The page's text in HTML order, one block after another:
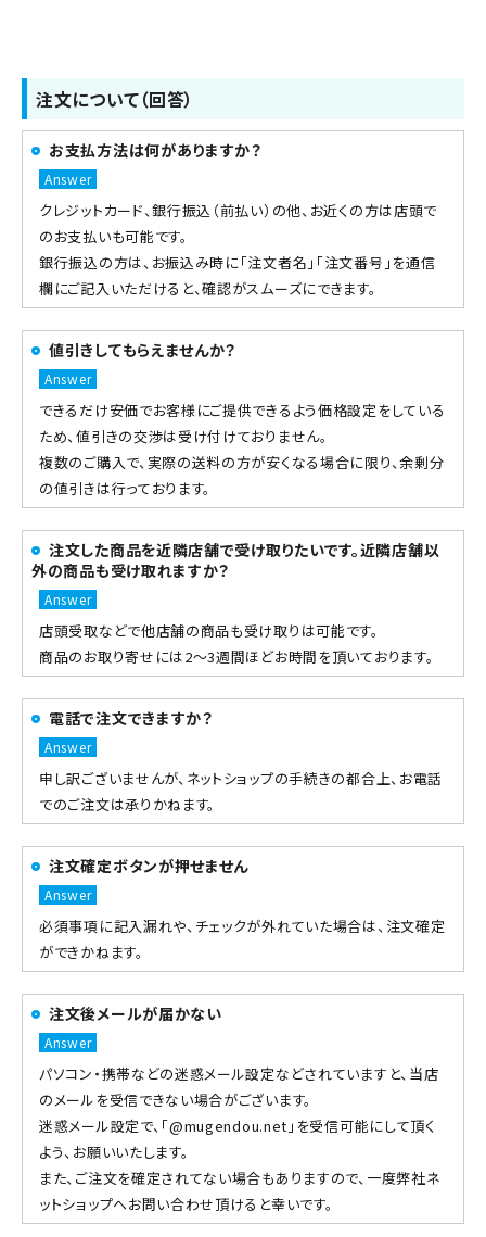
注文について（回答）
お支払方法は何がありますか？
クレジットカード、銀行振込（前払い）の他、お近くの方は店頭で
のお支払いも可能です。
銀行振込の方は、お振込み時に「注文者名」「注文番号」を通信
欄にご記入いただけると、確認がスムーズにできます。
値引きしてもらえませんか？
できるだけ安価でお客様にご提供できるよう価格設定をしている
ため、値引きの交渉は受け付けておりません。
複数のご購入で、実際の送料の方が安くなる場合に限り、余剰分
の値引きは行っております。
注文した商品を近隣店舗で受け取りたいです。近隣店舗以
外の商品も受け取れますか？
店頭受取などで他店舗の商品も受け取りは可能です。
商品のお取り寄せには2～3週間ほどお時間を頂いております。
電話で注文できますか？
申し訳ございませんが、ネットショップの手続きの都合上、お電話
でのご注文は承りかねます。
注文確定ボタンが押せません
必須事項に記入漏れや、チェックが外れていた場合は、注文確定
ができかねます。
注文後メールが届かない
パソコン・携帯などの迷惑メール設定などされていますと、当店
のメールを受信できない場合がございます。
迷惑メール設定で、「@mugendou.net」を受信可能にして頂く
よう、お願いいたします。
また、ご注文を確定されてない場合もありますので、一度弊社ネ
ットショップへお問い合わせ頂けると幸いです。